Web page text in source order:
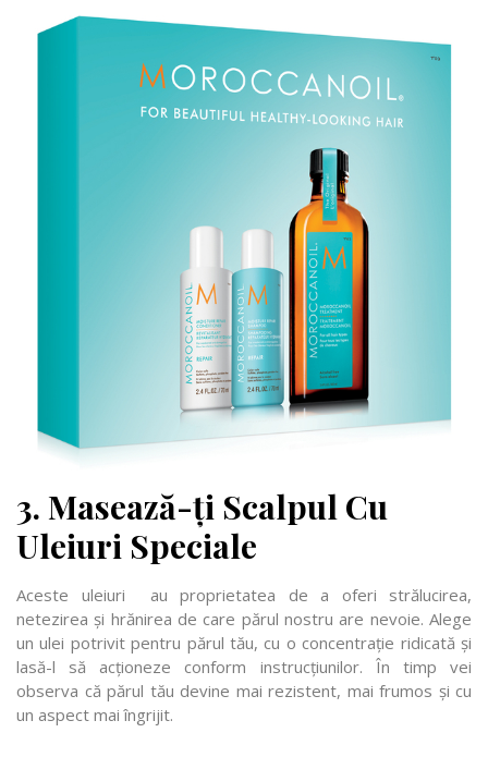
3. Masează-ți Scalpul Cu
Uleiuri Speciale
Aceste uleiuri au proprietatea de a oferi strălucirea,
netezirea și hrănirea de care părul nostru are nevoie. Alege
un ulei potrivit pentru părul tău, cu o concentrație ridicată și
lasă-l să acționeze conform instrucțiunilor. În timp vei
observa că părul tău devine mai rezistent, mai frumos și cu
un aspect mai îngrijit.